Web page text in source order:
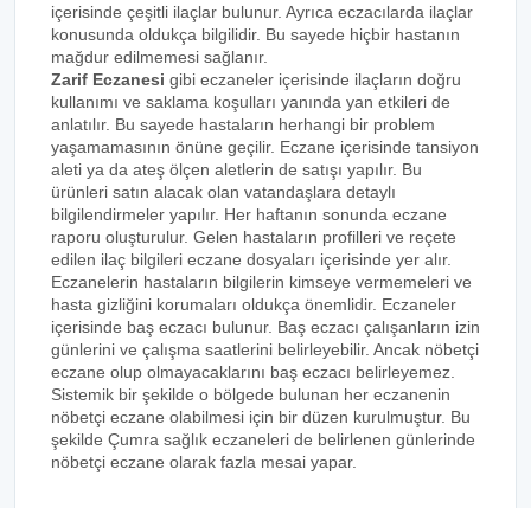
içerisinde çeşitli ilaçlar bulunur. Ayrıca eczacılarda ilaçlar
konusunda oldukça bilgilidir. Bu sayede hiçbir hastanın
mağdur edilmemesi sağlanır.
Zarif Eczanesi gibi eczaneler içerisinde ilaçların doğru
kullanımı ve saklama koşulları yanında yan etkileri de
anlatılır. Bu sayede hastaların herhangi bir problem
yaşamamasının önüne geçilir. Eczane içerisinde tansiyon
aleti ya da ateş ölçen aletlerin de satışı yapılır. Bu
ürünleri satın alacak olan vatandaşlara detaylı
bilgilendirmeler yapılır. Her haftanın sonunda eczane
raporu oluşturulur. Gelen hastaların profilleri ve reçete
edilen ilaç bilgileri eczane dosyaları içerisinde yer alır.
Eczanelerin hastaların bilgilerin kimseye vermemeleri ve
hasta gizliğini korumaları oldukça önemlidir. Eczaneler
içerisinde baş eczacı bulunur. Baş eczacı çalışanların izin
günlerini ve çalışma saatlerini belirleyebilir. Ancak nöbetçi
eczane olup olmayacaklarını baş eczacı belirleyemez.
Sistemik bir şekilde o bölgede bulunan her eczanenin
nöbetçi eczane olabilmesi için bir düzen kurulmuştur. Bu
şekilde Çumra sağlık eczaneleri de belirlenen günlerinde
nöbetçi eczane olarak fazla mesai yapar.